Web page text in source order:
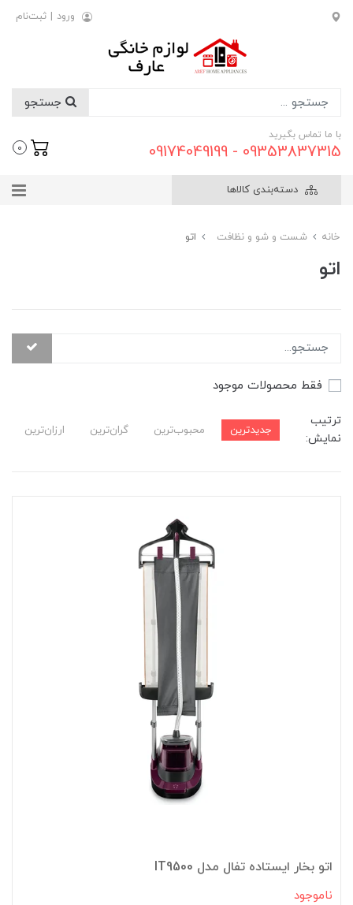
ورود | ثبت‌نام
با ما تماس بگیرید
09353837315 - 09174049199
0
دسته‌بندی کالاها
خانه شست و شو و نظافت اتو
اتو
فقط محصولات موجود
ترتیب
نمایش:
جدیدترین محبوب‌ترین گران‌ترین ارزان‌ترین
اتو بخار ایستاده تفال مدل IT9500
ناموجود